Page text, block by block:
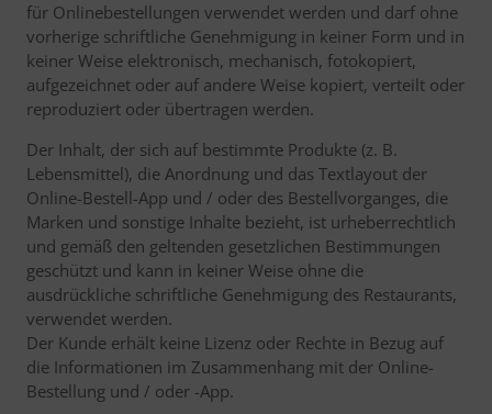
für Onlinebestellungen verwendet werden und darf ohne
vorherige schriftliche Genehmigung in keiner Form und in
keiner Weise elektronisch, mechanisch, fotokopiert,
aufgezeichnet oder auf andere Weise kopiert, verteilt oder
reproduziert oder übertragen werden.
Der Inhalt, der sich auf bestimmte Produkte (z. B.
Lebensmittel), die Anordnung und das Textlayout der
Online-Bestell-App und / oder des Bestellvorganges, die
Marken und sonstige Inhalte bezieht, ist urheberrechtlich
und gemäß den geltenden gesetzlichen Bestimmungen
geschützt und kann in keiner Weise ohne die
ausdrückliche schriftliche Genehmigung des Restaurants,
verwendet werden.
Der Kunde erhält keine Lizenz oder Rechte in Bezug auf
die Informationen im Zusammenhang mit der Online-
Bestellung und / oder -App.